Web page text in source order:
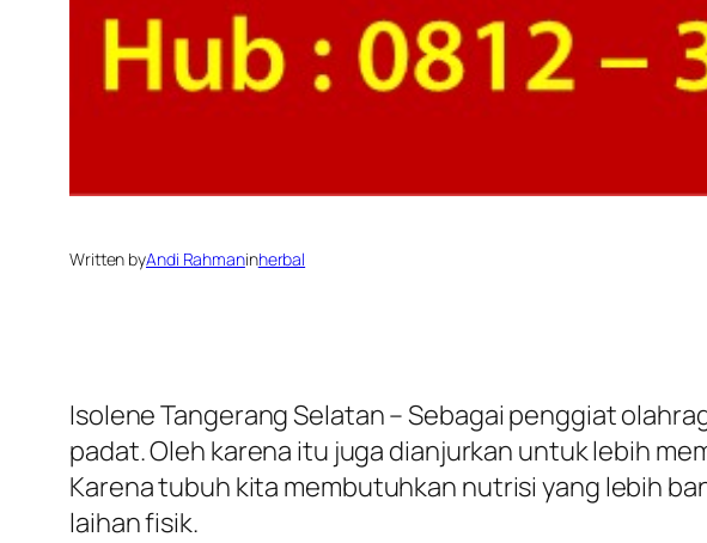
Written byAndi Rahmaninherbal
Isolene Tangerang Selatan – Sebagai penggiat
padat. Oleh karena itu juga dianjurkan untuk lebih
Karena tubuh kita membutuhkan nutrisi yang lebih
laihan fisik.